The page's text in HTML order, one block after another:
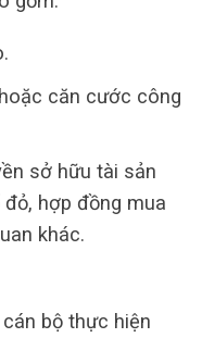
căn cước công
sở hữu tài sản
hợp đồng mua
khác.
bộ thực hiện